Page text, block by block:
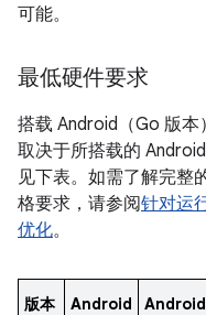
可能。
最低硬件要求
搭载 Android（Go 版本
取决于所搭载的
见下表。如需了解完整
格要求，请参阅针对运
优化。
版本
Android
Android